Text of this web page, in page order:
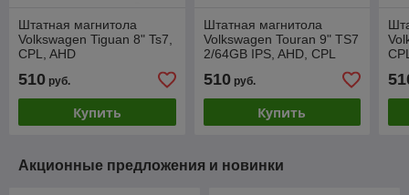
Штатная магнитола
Volkswagen Tiguan 8" Ts7,
CPL, AHD
510 руб.
Купить
Штатная магнитола
Volkswagen Touran 9" TS7
2/64GB IPS, AHD, CPL
510руб.
Купить
Акционные предложения и новинки